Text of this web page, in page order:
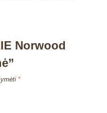
Norwood
*